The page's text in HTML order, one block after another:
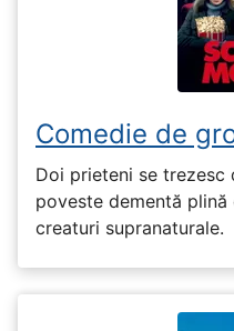
Comedie de
Doi prieteni se
poveste dementă
creaturi supranaturale.